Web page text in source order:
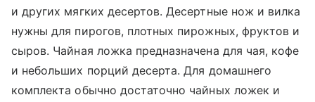
и других мягких десертов. Десертные нож и вилка
нужны для пирогов, плотных пирожных, фруктов и
сыров. Чайная ложка предназначена для чая, кофе
и небольших порций десерта. Для домашнего
комплекта обычно достаточно чайных ложек и